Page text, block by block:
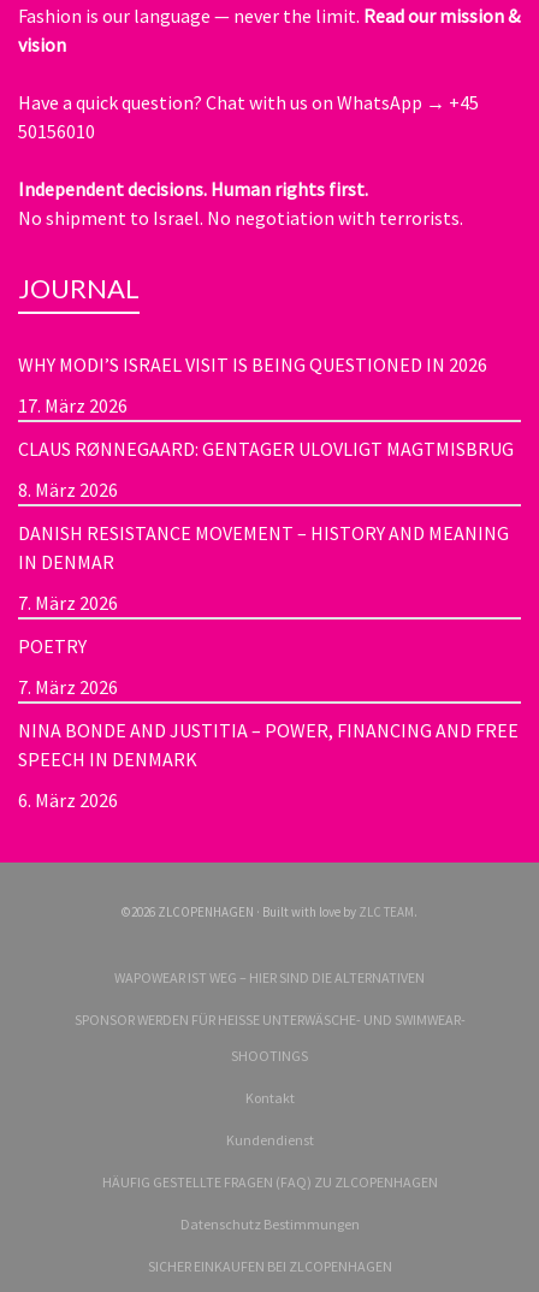
Fashion is our language — never the limit. Read our mission &
vision
Have a quick question? Chat with us on WhatsApp → +45
50156010
Independent decisions. Human rights first.
No shipment to Israel. No negotiation with terrorists.
JOURNAL
WHY MODI’S ISRAEL VISIT IS BEING QUESTIONED IN 2026
17. März 2026
CLAUS RØNNEGAARD: GENTAGER ULOVLIGT MAGTMISBRUG
8. März 2026
DANISH RESISTANCE MOVEMENT – HISTORY AND MEANING
IN DENMAR
7. März 2026
POETRY
7. März 2026
NINA BONDE AND JUSTITIA – POWER, FINANCING AND FREE
SPEECH IN DENMARK
6. März 2026
©2026 ZLCOPENHAGEN · Built with love by ZLC TEAM.
WAPOWEAR IST WEG – HIER SIND DIE ALTERNATIVEN
SPONSOR WERDEN FÜR HEISSE UNTERWÄSCHE- UND SWIMWEAR-
SHOOTINGS
Kontakt
Kundendienst
HÄUFIG GESTELLTE FRAGEN (FAQ) ZU ZLCOPENHAGEN
Datenschutz Bestimmungen
SICHER EINKAUFEN BEI ZLCOPENHAGEN